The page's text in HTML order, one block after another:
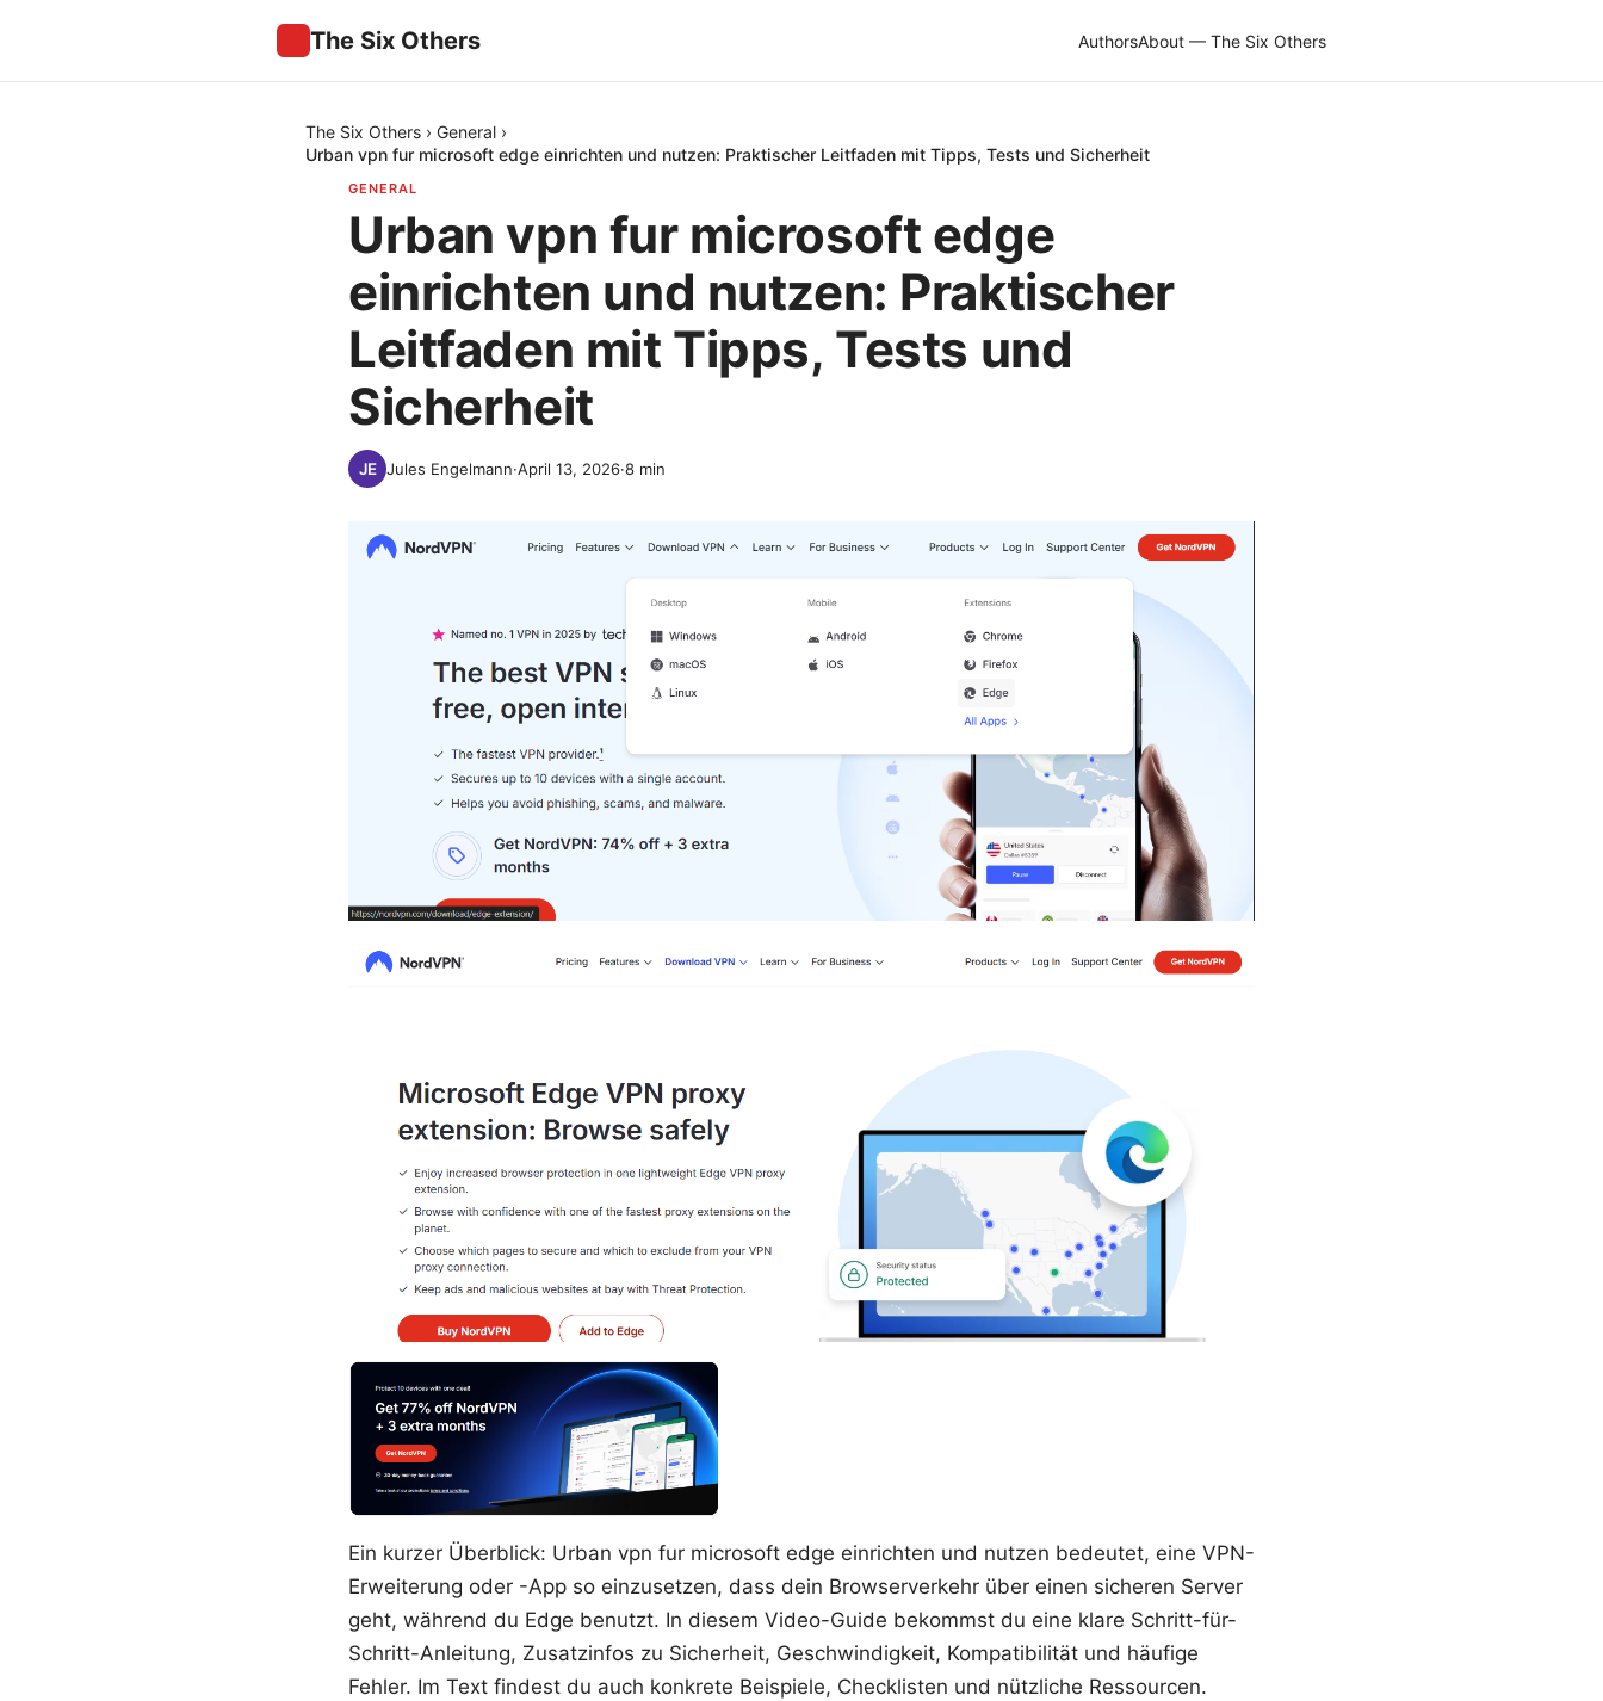
The Six Others AuthorsAbout — The Six Others
The Six Others › General ›
Urban vpn fur microsoft edge einrichten und nutzen: Praktischer Leitfaden mit Tipps, Tests und Sicherheit
GENERAL
Urban vpn fur microsoft edge
einrichten und nutzen: Praktischer
Leitfaden mit Tipps, Tests und
Sicherheit
Jules Engelmann·April 13, 2026·8 min
Ein kurzer Überblick: Urban vpn fur microsoft edge einrichten und nutzen bedeutet, eine VPN-
Erweiterung oder -App so einzusetzen, dass dein Browserverkehr über einen sicheren Server
geht, während du Edge benutzt. In diesem Video-Guide bekommst du eine klare Schritt-für-
Schritt-Anleitung, Zusatzinfos zu Sicherheit, Geschwindigkeit, Kompatibilität und häufige
Fehler. Im Text findest du auch konkrete Beispiele, Checklisten und nützliche Ressourcen.